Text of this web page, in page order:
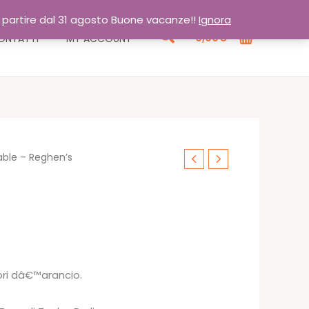
dal 31 agosto Buone vacanze!! Ignora
MY ACCOUNT Cerca
0,00€
– Reghen’s
dâ€™arancio.